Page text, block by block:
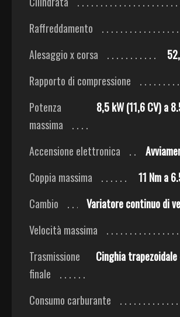
Raffreddamento
Alesaggio x corsa
Rapporto di compressione
Potenza
massima
8,5 kW (11,6 CV) a
Accensione elettronica
Coppia massima
11 Nm a
Cambio
Variatore continuo di
Velocità massima
Trasmissione
finale
Cinghia
Consumo carburante